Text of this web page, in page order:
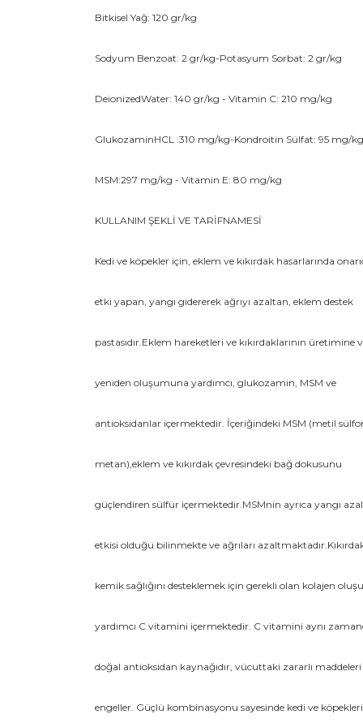
Bitkisel Yağ: 120 gr/kg
Sodyum Benzoat: 2 gr/kg-Potasyum Sorbat: 2 gr/kg
DeionizedWater: 140 gr/kg - Vitamin C: 210 mg/kg
GlukozaminHCL :310 mg/kg-Kondroitin Sülfat: 95 mg/kg
MSM:297 mg/kg - Vitamin E: 80 mg/kg
KULLANIM ŞEKLİ VE TARİFNAMESİ
Kedi ve köpekler için, eklem ve kıkırdak hasarlarında
etki yapan, yangı gidererek ağrıyı azaltan, eklem destek
pastasıdır.Eklem hareketleri ve kıkırdaklarının üretimine
yeniden oluşumuna yardımcı, glukozamin, MSM ve
antioksidanlar içermektedir. İçeriğindeki MSM (metil
metan),eklem ve kıkırdak çevresindeki bağ dokusunu
güçlendiren sülfür içermektedir.MSMnin ayrıca yangı
etkisi olduğu bilinmekte ve ağrıları
kemik sağlığını desteklemek için gerekli olan kolajen
yardımcı C vitamini içermektedir. C vitamini aynı
doğal antioksidan kaynağıdır, vücuttaki zararlı maddeleri
engeller. Güçlü kombinasyonu sayesinde kedi ve